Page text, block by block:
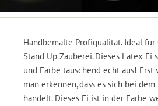
Handbemalte Profiqualität. Ideal
Stand Up Zauberei. Dieses Latex
und Farbe täuschend echt aus! Erst
man erkennen, dass es sich bei
handelt. Dieses Ei ist in der Farbe